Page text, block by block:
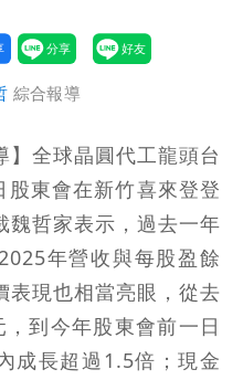
大雨特報」 氣象
低縣市豪雨特報 今
綜合報導
】全球晶圓代工龍頭台
東會在新竹喜來登登
魏哲家表示，過去一年
年營收與每股盈餘
表現也相當亮眼，從去
到今年股東會前一日
成長超過1.5倍；現金